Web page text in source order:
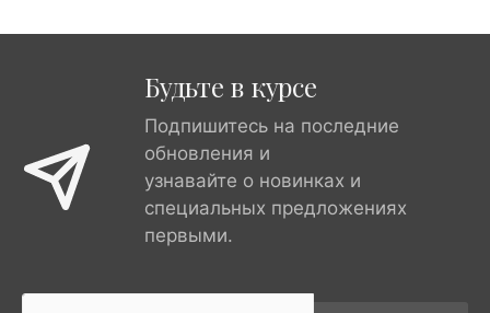
Будьте в курсе
Подпишитесь на последние
обновления и
узнавайте о новинках и
специальных предложениях
первыми.